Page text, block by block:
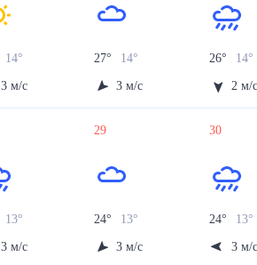
14°
3 м/с
27° 14°
3 м/с
26° 14°
2 м/
13°
3 м/с
29
24° 13°
3 м/с
30
24° 13°
3 м/